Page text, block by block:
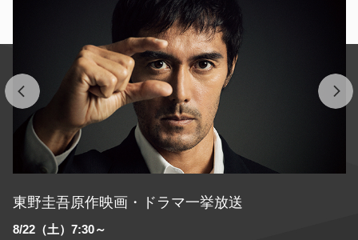
東野圭吾原作映画・ドラマ一挙放送
8/22
7:30～